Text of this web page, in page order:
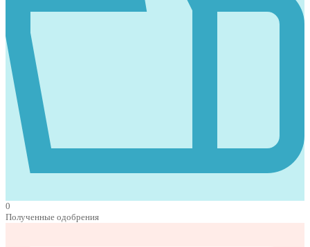
0
Полученные одобрения